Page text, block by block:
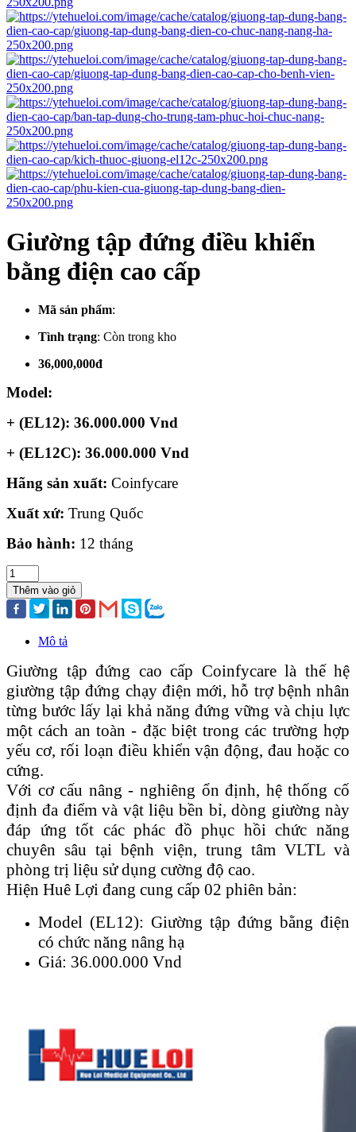
Giường tập đứng điều khiển
bằng điện cao cấp
Mã sản phẩm:
Tình trạng: Còn trong kho
36,000,000đ
Model:
+ (EL12): 36.000.000 Vnd
+ (EL12C): 36.000.000 Vnd
Hãng sản xuất: Coinfycare
Xuất xứ: Trung Quốc
Bảo hành: 12 tháng
Thêm vào giỏ
Mô tả
Giường tập đứng cao cấp Coinfycare là thế hệ
giường tập đứng chạy điện mới, hỗ trợ bệnh nhân
từng bước lấy lại khả năng đứng vững và chịu lực
một cách an toàn - đặc biệt trong các trường hợp
yếu cơ, rối loạn điều khiển vận động, đau hoặc co
cứng.
Với cơ cấu nâng - nghiêng ổn định, hệ thống cố
định đa điểm và vật liệu bền bỉ, dòng giường này
đáp ứng tốt các phác đồ phục hồi chức năng
chuyên sâu tại bệnh viện, trung tâm VLTL và
phòng trị liệu sử dụng cường độ cao.
Hiện Huê Lợi đang cung cấp 02 phiên bản:
Model (EL12): Giường tập đứng bằng điện
có chức năng nâng hạ
Giá: 36.000.000 Vnd